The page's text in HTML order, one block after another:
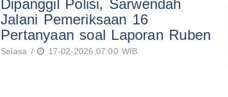
Dipanggil Polisi, Sarwendah
Jalani Pemeriksaan 16
Pertanyaan soal Laporan Ruben
Selasa / 17-02-2026,07:00 WIB